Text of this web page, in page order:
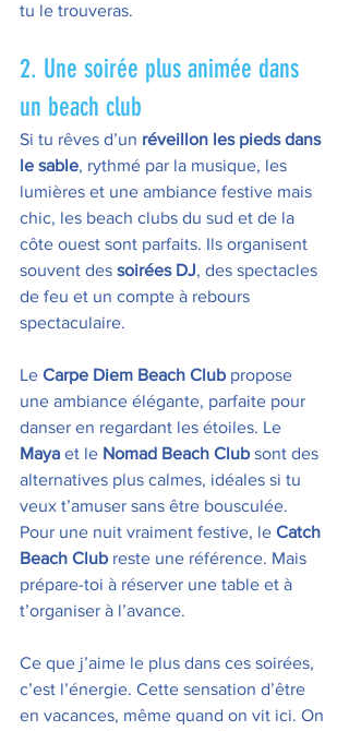
tu le trouveras.
2. Une soirée plus animée dans
un beach club
Si tu rêves d’un réveillon les pieds dans
le sable, rythmé par la musique, les
lumières et une ambiance festive mais
chic, les beach clubs du sud et de la
côte ouest sont parfaits. Ils organisent
souvent des soirées DJ, des spectacles
de feu et un compte à rebours
spectaculaire.
Le Carpe Diem Beach Club propose
une ambiance élégante, parfaite pour
danser en regardant les étoiles. Le
Maya et le Nomad Beach Club sont des
alternatives plus calmes, idéales si tu
veux t’amuser sans être bousculée.
Pour une nuit vraiment festive, le Catch
Beach Club reste une référence. Mais
prépare-toi à réserver une table et à
t’organiser à l’avance.
Ce que j’aime le plus dans ces soirées,
c’est l’énergie. Cette sensation d’être
en vacances, même quand on vit ici. On